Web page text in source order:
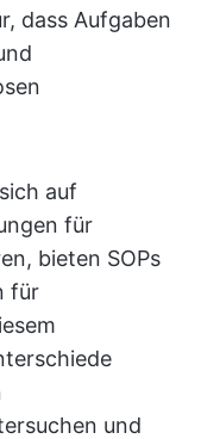
dass Aufgaben
auf
für
bieten SOPs
für
und